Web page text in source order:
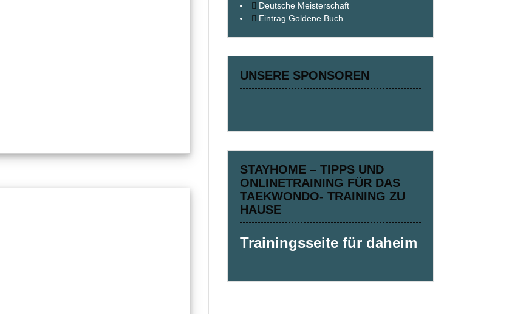
Deutsche Meisterschaft
Eintrag Goldene Buch
UNSERE SPONSOREN
STAYHOME – TIPPS UND
ONLINETRAINING FÜR DAS
TAEKWONDO- TRAINING ZU
HAUSE
Trainingsseite für daheim